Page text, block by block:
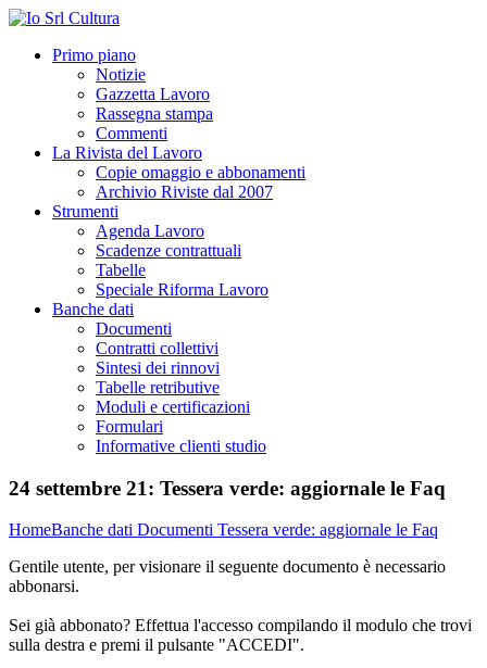
Primo piano
Notizie
Gazzetta Lavoro
Rassegna stampa
Commenti
La Rivista del Lavoro
Copie omaggio e abbonamenti
Archivio Riviste dal 2007
Strumenti
Agenda Lavoro
Scadenze contrattuali
Tabelle
Speciale Riforma Lavoro
Banche dati
Documenti
Contratti collettivi
Sintesi dei rinnovi
Tabelle retributive
Moduli e certificazioni
Formulari
Informative clienti studio
24 settembre 21: Tessera verde: aggiornale le Faq
HomeBanche dati Documenti Tessera verde: aggiornale le Faq
Gentile utente, per visionare il seguente documento è necessario
abbonarsi.
Sei già abbonato? Effettua l'accesso compilando il modulo che trovi
sulla destra e premi il pulsante "ACCEDI".